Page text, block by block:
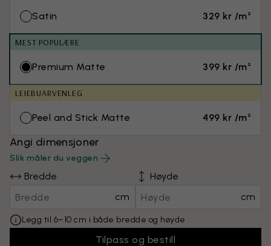
Satin 329 kr /m²
MEST POPULÆRE
Premium Matte 399 kr /m²
LEIEBUARVENLEG
Peel and Stick Matte 499 kr /m²
Angi dimensjoner
Slik måler du veggen
Bredde
cm
Høyde
cm
Legg til 6–10 cm i både bredde og høyde
Tilpass og bestill